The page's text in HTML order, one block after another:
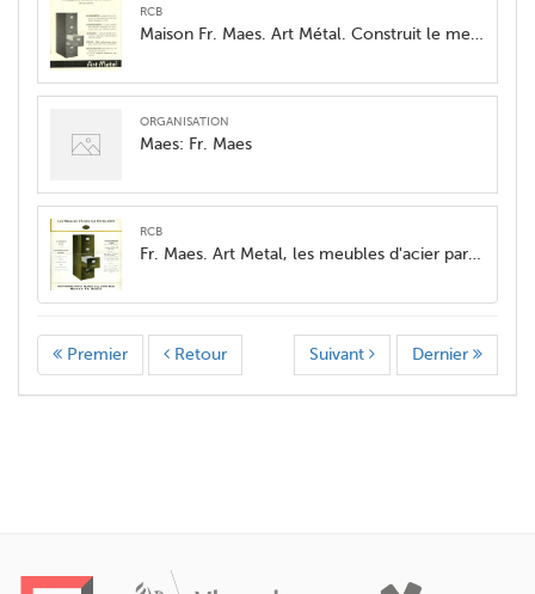
RCB
Maison Fr. Maes. Art Métal. Construit le meilleur équipement d'acier pour bureaux
organisation
Maes: Fr. Maes
RCB
Fr. Maes. Art Metal, les meubles d'acier par excellence
Premier Retour Dernier
Suivant